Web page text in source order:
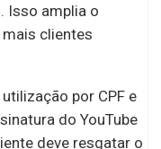
Isso amplia o
clientes
por CPF e
do YouTube
deve resgatar o